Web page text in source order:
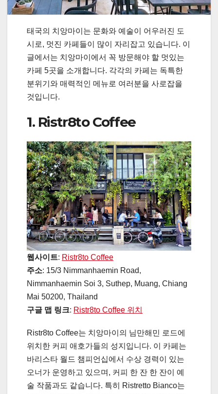
태국의 치앙마이는 문화와 예술이 어우러진 도
시로, 멋진 카페들이 많이 자리잡고 있습니다. 이
글에서는 치앙마이에서 꼭 방문해야 할 멋있는
카페 5곳을 소개합니다. 각각의 카페는 독특한
분위기와 매력적인 메뉴로 여러분을 사로잡을
것입니다.
1. Ristr8to Coffee
웹사이트: Ristr8to Coffee
주소: 15/3 Nimmanhaemin Road,
Nimmanhaemin Soi 3, Suthep, Muang, Chiang
Mai 50200, Thailand
구글 맵 링크: Ristr8to Coffee 위치
Ristr8to Coffee는 치앙마이의 님만해민 로드에
위치한 커피 애호가들의 성지입니다. 이 카페는
바리스타 월드 챔피언십에서 수상 경력이 있는
오너가 운영하고 있으며, 커피 한 잔 한 잔이 예
술 작품과도 같습니다. 특히 Ristretto Bianco는